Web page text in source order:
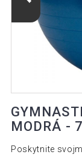
MODRÁ -
Poskytnite